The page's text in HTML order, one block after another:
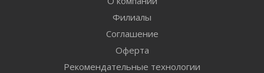
Филиалы
Соглашение
Оферта
Рекомендательные технологии